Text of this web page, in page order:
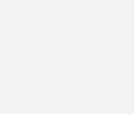
verwies auf einschlägige
Dort ist man zu dem
Kundenanlage in einer
mitbringe, um den Strom aus
Zudem räumt Westnetz
Rückwirkungen auf das
Anlagenleistung nicht
Watt-Grenze verzichtet der